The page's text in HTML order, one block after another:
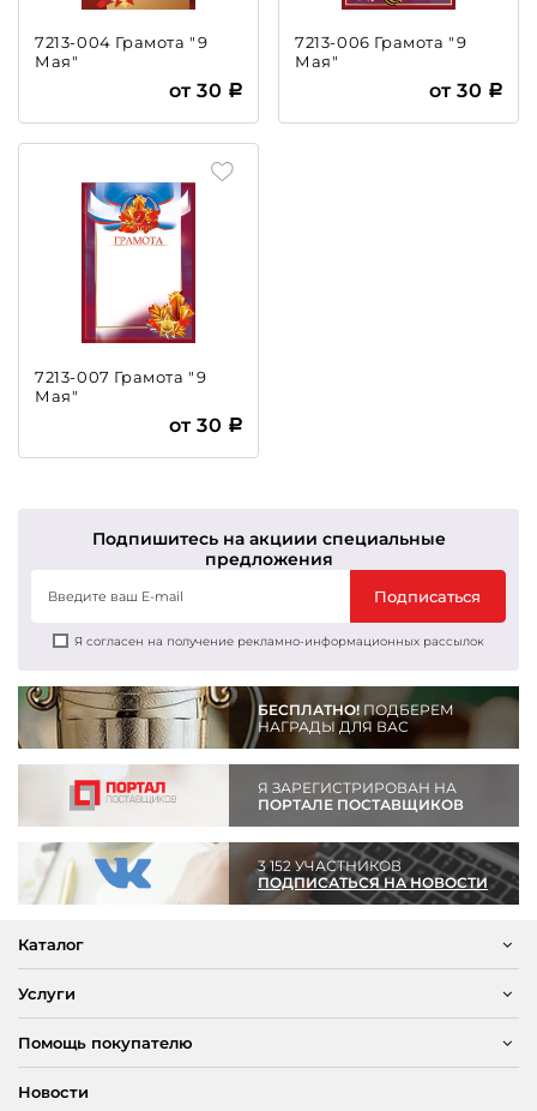
7213-004 Грамота "9
Мая"
от 30
7213-006 Грамота "9
Мая"
от 30
7213-007 Грамота "9
Мая"
от 30
Подпишитесь на акциии специальные
предложения
Подписаться
Я согласен на получение рекламно-информационных рассылок
БЕСПЛАТНО!ПОДБЕРЕМ
НАГРАДЫ ДЛЯ ВАС
Я ЗАРЕГИСТРИРОВАН НА
ПОРТАЛЕ ПОСТАВЩИКОВ
3 152 УЧАСТНИКОВ
ПОДПИСАТЬСЯ НА НОВОСТИ
Каталог
Услуги
Помощь покупателю
Новости